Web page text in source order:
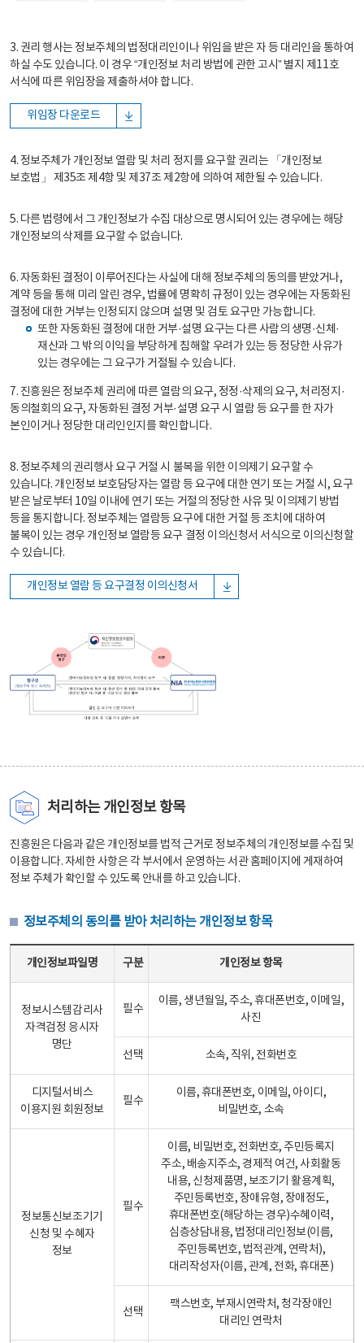
3. 권리 행사는 정보주체의 법정대리인이나 위임을 받은 자 등 대리인을 통하여
하실 수도 있습니다. 이 경우 “개인정보 처리 방법에 관한 고시” 별지 제11호
서식에 따른 위임장을 제출하셔야 합니다.
위임장 다운로드
4. 정보주체가 개인정보 열람 및 처리 정지를 요구할 권리는 「개인정보
보호법」 제35조 제4항 및 제37조 제2항에 의하여 제한될 수 있습니다.
5. 다른 법령에서 그 개인정보가 수집 대상으로 명시되어 있는 경우에는 해당
개인정보의 삭제를 요구할 수 없습니다.
6. 자동화된 결정이 이루어진다는 사실에 대해 정보주체의 동의를 받았거나,
계약 등을 통해 미리 알린 경우, 법률에 명확히 규정이 있는 경우에는 자동화된
결정에 대한 거부는 인정되지 않으며 설명 및 검토 요구만 가능합니다.
또한 자동화된 결정에 대한 거부·설명 요구는 다른 사람의 생명·신체·
재산과 그 밖의 이익을 부당하게 침해할 우려가 있는 등 정당한 사유가
있는 경우에는 그 요구가 거절될 수 있습니다.
7. 진흥원은 정보주체 권리에 따른 열람의 요구, 정정·삭제의 요구, 처리정지·
동의철회의 요구, 자동화된 결정 거부·설명 요구 시 열람 등 요구를 한 자가
본인이거나 정당한 대리인인지를 확인합니다.
8. 정보주체의 권리행사 요구 거절 시 불복을 위한 이의제기 요구할 수
있습니다. 개인정보 보호담당자는 열람 등 요구에 대한 연기 또는 거절 시, 요구
받은 날로부터 10일 이내에 연기 또는 거절의 정당한 사유 및 이의제기 방법
등을 통지합니다. 정보주체는 열람등 요구에 대한 거절 등 조치에 대하여
불복이 있는 경우 개인정보 열람등 요구 결정 이의신청서 서식으로 이의신청할
수 있습니다.
개인정보 열람 등 요구결정 이의신청서
처리하는 개인정보 항목
진흥원은 다음과 같은 개인정보를 법적 근거로 정보주체의 개인정보를 수집 및
이용합니다. 자세한 사항은 각 부서에서 운영하는 서관 홈페이지에 게재하여
정보 주체가 확인할 수 있도록 안내를 하고 있습니다.
정보주체의 동의를 받아 처리하는 개인정보 항목
개인정보파일명 구분 개인정보 항목
정보시스템감리사
자격검정 응시자
명단
필수
이름, 생년월일, 주소, 휴대폰번호, 이메일,
사진
선택 소속, 직위, 전화번호
디지털서비스
이용지원 회원정보
필수
이름, 휴대폰번호, 이메일, 아이디,
비밀번호, 소속
정보통신보조기기
신청 및 수혜자
정보
필수
이름, 비밀번호, 전화번호, 주민등록지
주소, 배송지주소, 경제적 여건, 사회활동
내용, 신청제품명, 보조기기 활용계획,
주민등록번호, 장애유형, 장애정도,
휴대폰번호(해당하는 경우)수혜이력,
심층상담내용, 법정대리인정보(이름,
주민등록번호, 법적관계, 연락처),
대리작성자(이름, 관계, 전화, 휴대폰)
선택
팩스번호, 부재시연락처, 청각장애인
대리인 연락처